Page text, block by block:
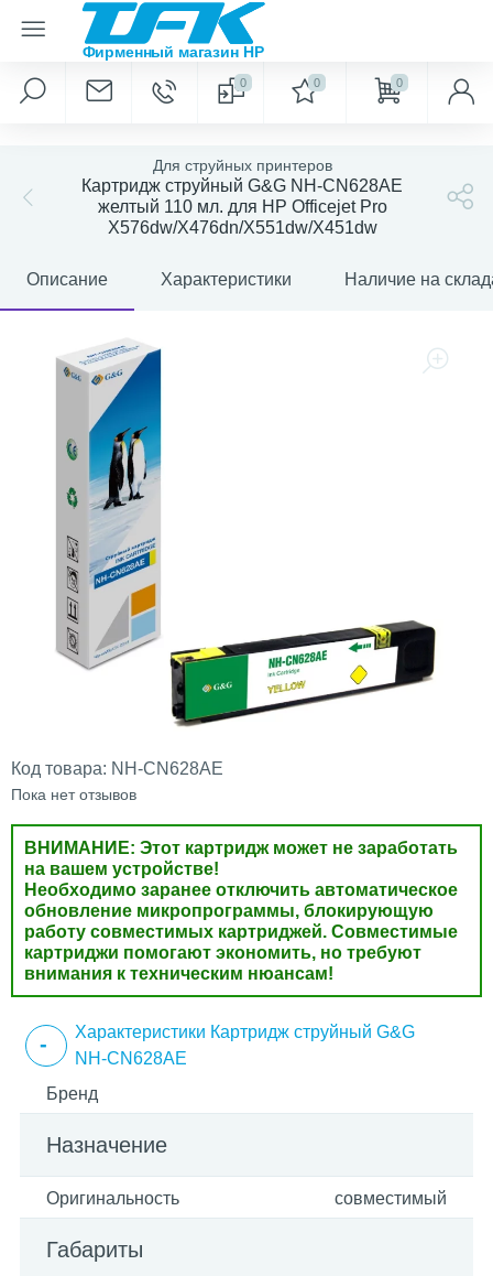
0 0 0
Для струйных принтеров
Картридж струйный G&G NH-CN628AE
желтый 110 мл. для HP Officejet Pro
X576dw/X476dn/X551dw/X451dw
Описание Характеристики Наличие на
Код товара: NH-CN628AE
Пока нет отзывов
ВНИМАНИЕ: Этот картридж может не заработать
на вашем устройстве!
Необходимо заранее отключить автоматическое
обновление микропрограммы, блокирующую
работу совместимых картриджей. Совместимые
картриджи помогают экономить, но требуют
внимания к техническим нюансам!
Характеристики Картридж струйный G&G
NH-CN628AE
Бренд
Назначение
Оригинальность совместимый
Габариты